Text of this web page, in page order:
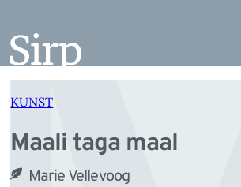
juurde
KUNST
Maali taga maal
Marie Vellevoog